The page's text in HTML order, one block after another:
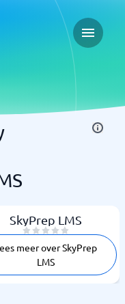
Open
SkyPrep LMS
meer over SkyPrep
LMS